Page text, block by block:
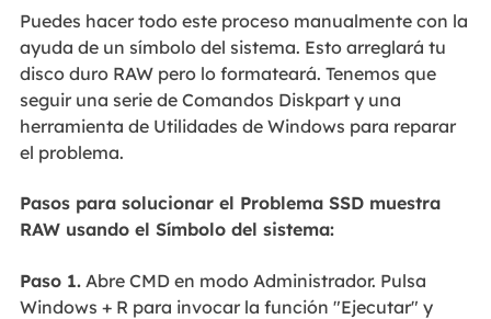
Puedes hacer todo este proceso manualmente con la
ayuda de un símbolo del sistema. Esto arreglará tu
disco duro RAW pero lo formateará. Tenemos que
seguir una serie de Comandos Diskpart y una
herramienta de Utilidades de Windows para reparar
el problema.
Pasos para solucionar el Problema SSD muestra
RAW usando el Símbolo del sistema:
Paso 1.Abre CMD en modo Administrador. Pulsa
Windows + R para invocar la función "Ejecutar" y